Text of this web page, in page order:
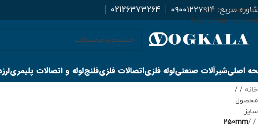
Skip to navigation
Skip to main content
سریع:۰۹۰۰۱۲۲۷۹۱۴ 02126373264
اصلیشیرآلات صنعتیلوله فلزیاتصالات فلزیفلنجلوله و اتصالات پلیمری
خانه /
محصول
سایز
/
250mm